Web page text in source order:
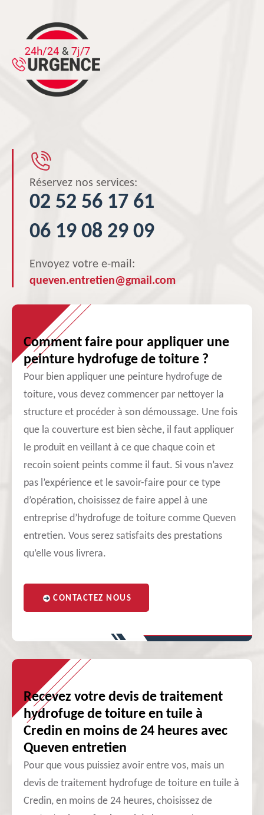
Réservez nos services:
02 52 56 17 61
06 19 08 29 09
Envoyez votre e-mail:
queven.entretien@gmail.com
Comment faire pour appliquer une
peinture hydrofuge de toiture ?
Pour bien appliquer une peinture hydrofuge de
toiture, vous devez commencer par nettoyer la
structure et procéder à son démoussage. Une fois
que la couverture est bien sèche, il faut appliquer
le produit en veillant à ce que chaque coin et
recoin soient peints comme il faut. Si vous n’avez
pas l’expérience et le savoir-faire pour ce type
d’opération, choisissez de faire appel à une
entreprise d’hydrofuge de toiture comme Queven
entretien. Vous serez satisfaits des prestations
qu’elle vous livrera.
CONTACTEZ NOUS
Recevez votre devis de traitement
hydrofuge de toiture en tuile à
Credin en moins de 24 heures avec
Queven entretien
Pour que vous puissiez avoir entre vos, mais un
devis de traitement hydrofuge de toiture en tuile à
Credin, en moins de 24 heures, choisissez de